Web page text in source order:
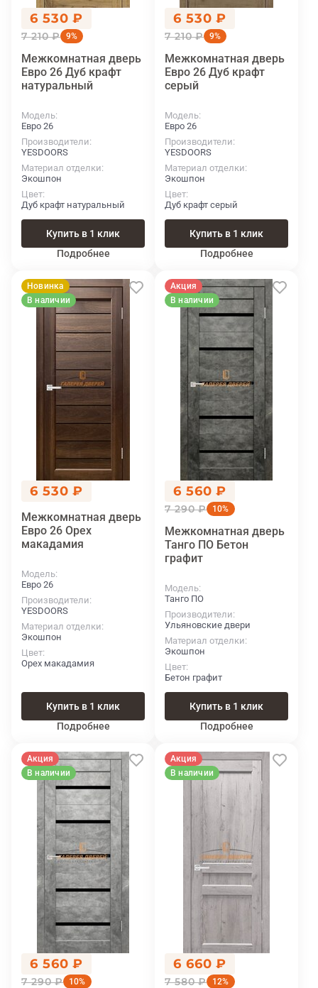
6 530 ₽
7 210 ₽ 9%
Межкомнатная дверь
Евро 26 Дуб крафт
натуральный
Модель
Евро 26
Производители
YESDOORS
Материал отделки
Экошпон
Цвет
Дуб крафт натуральный
Купить в 1 клик
Подробнее
6 530 ₽
7 210 ₽ 9%
Межкомнатная дверь
Евро 26 Дуб крафт
серый
Модель
Евро 26
Производители
YESDOORS
Материал отделки
Экошпон
Цвет
Дуб крафт серый
Купить в 1 клик
Подробнее
Новинка
В наличии
6 530 ₽
Межкомнатная дверь
Евро 26 Орех
макадамия
Модель
Евро 26
Производители
YESDOORS
Материал отделки
Экошпон
Цвет
Орех макадамия
Купить в 1 клик
Подробнее
Акция
В наличии
6 560 ₽
7 290 ₽ 10%
Межкомнатная дверь
Танго ПО Бетон
графит
Модель
Танго ПО
Производители
Ульяновские двери
Материал отделки
Экошпон
Цвет
Бетон графит
Купить в 1 клик
Подробнее
Акция
В наличии
6 560 ₽
7 290 ₽ 10%
Акция
В наличии
6 660 ₽
7 580 ₽ 12%